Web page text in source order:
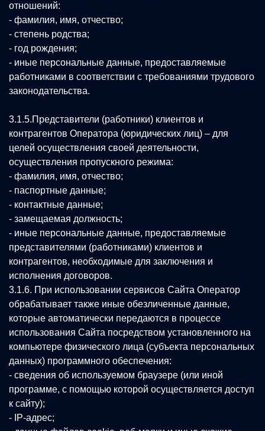
отношений:
- фамилия, имя, отчество;
- степень родства;
- год рождения;
- иные персональные данные, предоставляемые
работниками в соответствии с требованиями трудового
законодательства.
3.1.5.Представители (работники) клиентов и
контрагентов Оператора (юридических лиц) – для
целей осуществления своей деятельности,
осуществления пропускного режима:
- фамилия, имя, отчество;
- паспортные данные;
- контактные данные;
- замещаемая должность;
- иные персональные данные, предоставляемые
представителями (работниками) клиентов и
контрагентов, необходимые для заключения и
исполнения договоров.
3.1.6. При использовании сервисов Сайта Оператор
обрабатывает также иные обезличенные данные,
которые автоматически передаются в процессе
использования Сайта посредством установленного на
компьютере физического лица (субъекта персональных
данных) программного обеспечения:
- сведения об используемом браузере (или иной
программе, с помощью которой осуществляется доступ
к сайту);
- IP-адрес;